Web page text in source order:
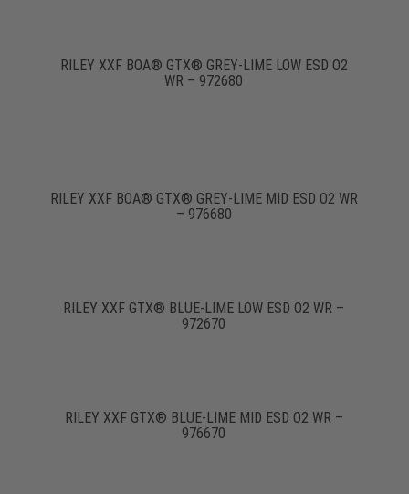
RILEY XXF BOA® GTX® GREY-LIME LOW ESD O2
WR – 972680
RILEY XXF BOA® GTX® GREY-LIME MID ESD O2 WR
– 976680
RILEY XXF GTX® BLUE-LIME LOW ESD O2 WR –
972670
RILEY XXF GTX® BLUE-LIME MID ESD O2 WR –
976670